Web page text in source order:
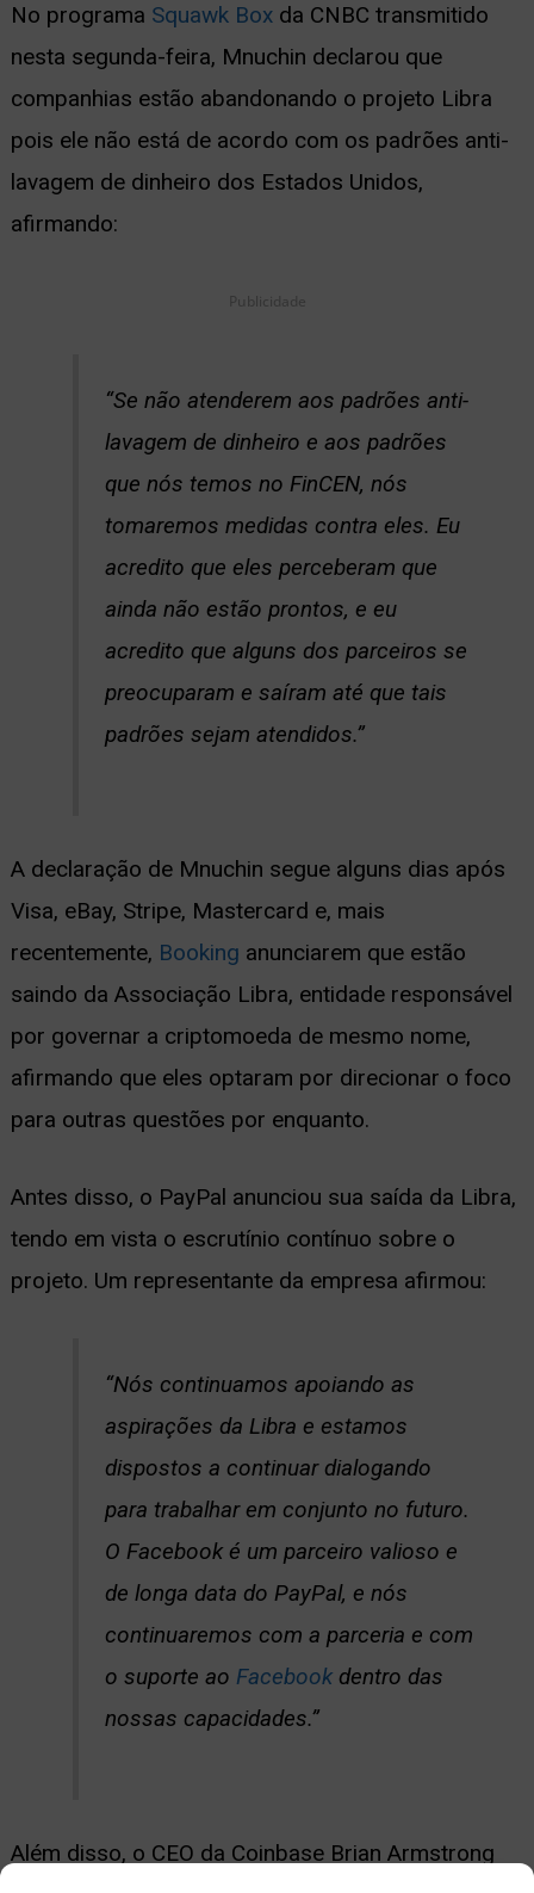
No programa Squawk Boxda CNBC transmitido
nesta segunda-feira, Mnuchin declarou que
companhias estão abandonando o projeto Libra
pois ele não está de acordo com os padrões anti-
lavagem de dinheiro dos Estados Unidos,
afirmando:
Publicidade
“Se não atenderem aos padrões anti-
lavagem de dinheiro e aos padrões
que nós temos no FinCEN, nós
tomaremos medidas contra eles. Eu
acredito que eles perceberam que
ainda não estão prontos, e eu
acredito que alguns dos parceiros se
preocuparam e saíram até que tais
padrões sejam atendidos.”
A declaração de Mnuchin segue alguns dias após
Visa, eBay, Stripe, Mastercard e, mais
recentemente, Booking anunciarem que estão
saindo da Associação Libra, entidade responsável
por governar a criptomoeda de mesmo nome,
afirmando que eles optaram por direcionar o foco
para outras questões por enquanto.
Antes disso, o PayPal anunciou sua saída da Libra,
tendo em vista o escrutínio contínuo sobre o
projeto. Um representante da empresa afirmou:
“Nós continuamos apoiando as
aspirações da Libra e estamos
dispostos a continuar dialogando
para trabalhar em conjunto no futuro.
O Facebook é um parceiro valioso e
de longa data do PayPal, e nós
continuaremos com a parceria e com
o suporte ao Facebookdentro das
nossas capacidades.”
Além disso, o CEO da Coinbase Brian Armstrong